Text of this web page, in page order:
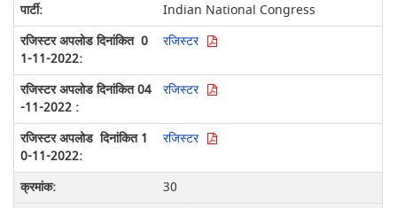
Indian National Congress
रजिस्टर
रजिस्टर
रजिस्टर
30